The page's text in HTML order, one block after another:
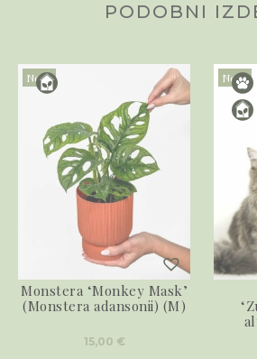
PODOBNI
Novo
Monstera ‘Monkey Mask’
(Monstera adansonii) (M)
15,00 €
Novo